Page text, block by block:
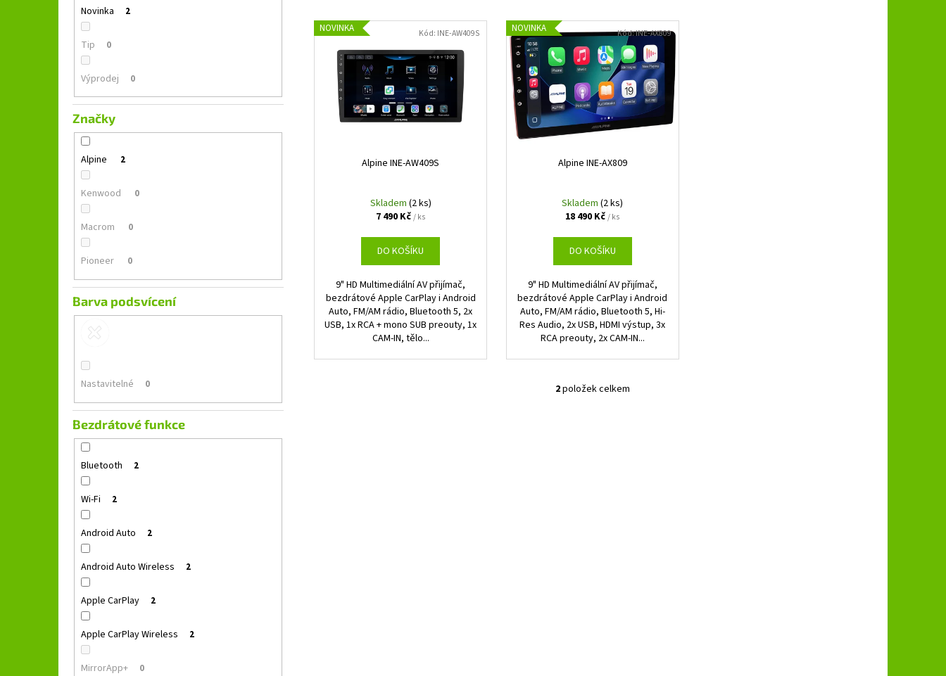
Novinka 2
Tip 0
Výprodej 0
Značky
Alpine 2
Kenwood 0
Macrom 0
Pioneer 0
Barva podsvícení
Nastavitelné 0
Bezdrátové funkce
Bluetooth 2
Wi-Fi 2
Android Auto 2
Android Auto Wireless 2
Apple CarPlay 2
Apple CarPlay Wireless 2
MirrorApp+ 0
n
V
ýNOVINKA
Alpine INE-AW409S
Skladem (2 ks)
7 490 Kč/ ks
DO KOŠÍKU
9" HD Multimediální AV přijímač,
bezdrátové Apple CarPlay i Android
Auto, FM/AM rádio, Bluetooth 5, 2x
USB, 1x RCA + mono SUB preouty, 1x
CAM-IN, tělo...
Kód: INE-AW409S NOVINKA
Alpine INE-AX809
Skladem(2 ks)
18 490 Kč/ ks
DO KOŠÍKU
9" HD Multimediální AV přijímač,
bezdrátové Apple CarPlay i Android
Auto, FM/AM rádio, Bluetooth 5, Hi-
Res Audio, 2x USB, HDMI výstup, 3x
RCA preouty, 2x CAM-IN...
Kód:INE-AX809
O
2položek celkem
1 690 Kč
Původně:
999 Kč
12 990 Kč